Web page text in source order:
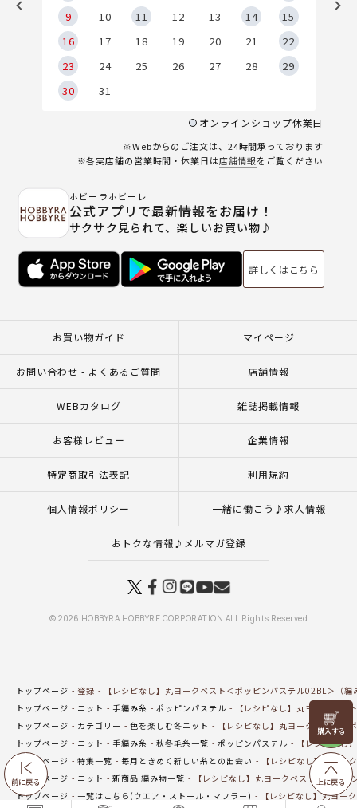
前に戻る
リリヤン
フェア
上に戻る
9
10 11 12 13 14
15
16
17 18 19 20 21
22
23
24 25 26 27 28
29
30
31
オンラインショップ休業日
※Webからのご注文は、24時間承っております
※各実店舗の営業時間・休業日は店舗情報をご覧ください
ホビーラホビーレ
公式アプリで最新情報をお届け！
サクサク見られて、楽しいお買い物♪
詳しくはこちら
お買い物ガイド マイページ
お問い合わせ - よくあるご質問 店舗情報
WEBカタログ 雑誌掲載情報
お客様レビュー 企業情報
特定商取引法表記 利用規約
個人情報ポリシー 一緒に働こう♪求人情報
おトクな情報♪メルマガ登録
© 2026 HOBBYRA HOBBYRE CORPORATION ALL Rights Reserved
トップページ 登録
【レシピなし】丸ヨークベスト＜ポッピンパステル02BL＞（編
トップページ
ニット 手編み糸 ポッピンパステル
【レシピなし】丸ヨークベス
トップページ
カテゴリー 色を楽しむ冬ニット
【レシピなし】丸ヨークベスト＜
トップページ
ニット 手編み糸 秋冬毛糸一覧 ポッピンパステル
【レシピなし
トップページ
特集一覧 毎月ときめく新しい糸との出会い
【レシピなし】丸ヨー
トップページ
ニット 新商品 編み物一覧
【レシピなし】丸ヨークベスト＜ポッ
トップページ
一覧はこちら(ウエア・ストール・マフラー)
【レシピなし】丸ヨー